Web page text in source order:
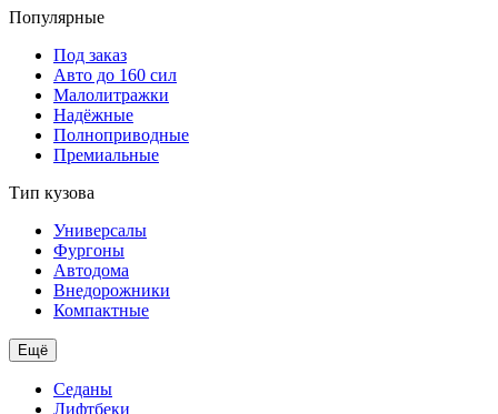
Популярные
Под заказ
Авто до 160 сил
Малолитражки
Надёжные
Полноприводные
Премиальные
Тип кузова
Универсалы
Фургоны
Автодома
Внедорожники
Компактные
Ещё
Седаны
Лифтбеки